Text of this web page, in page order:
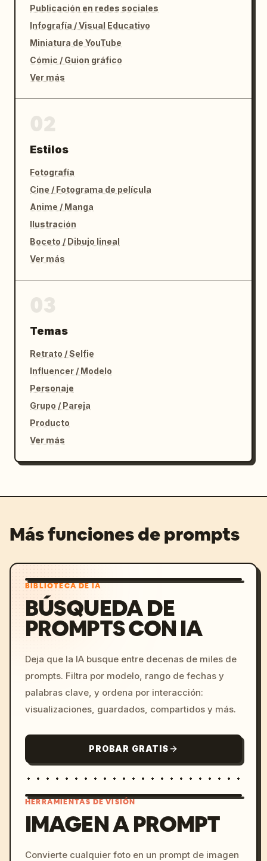
Publicación en redes sociales
Infografía / Visual Educativo
Miniatura de YouTube
Cómic / Guion gráfico
Ver más
Estilos
Fotografía
Cine / Fotograma de película
Anime / Manga
Ilustración
Boceto / Dibujo lineal
Ver más
Temas
Retrato / Selfie
Influencer / Modelo
Personaje
Grupo / Pareja
Producto
Ver más
Más funciones de prompts
BIBLIOTECA DE IA
BÚSQUEDA DE
PROMPTS CON IA
Deja que la IA busque entre decenas de miles de
prompts. Filtra por modelo, rango de fechas y
palabras clave, y ordena por interacción:
visualizaciones, guardados, compartidos y más.
PROBAR GRATIS
c, cyberpunk sunset, neon
HERRAMIENTAS DE VISIÓN
IMAGEN A PROMPT
Convierte cualquier foto en un prompt de imagen